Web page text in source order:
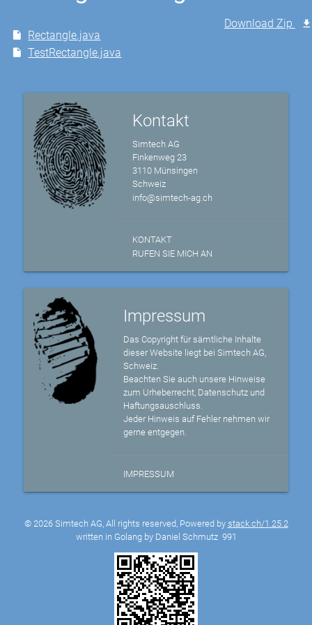
Rectangle.java
TestRectangle.java
Download Zip
Kontakt
Simtech AG
Finkenweg 23
3110 Münsingen
Schweiz
info@simtech-ag.ch
KONTAKT
RUFEN SIE MICH AN
Impressum
Das Copyright für sämtliche Inhalte
dieser Website liegt bei Simtech AG,
Schweiz.
Beachten Sie auch unsere Hinweise
zum Urheberrecht, Datenschutz und
Haftungsauschluss.
Jeder Hinweis auf Fehler nehmen wir
gerne entgegen.
IMPRESSUM
© 2026 Simtech AG, All rights reserved, Powered by stack.ch/1.25.2
written in Golang by Daniel Schmutz 991